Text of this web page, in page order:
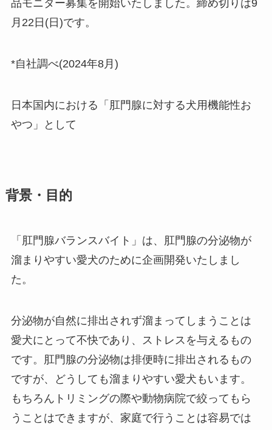
品モニター募集を開始いたしました。締め切りは9
月22日(日)です。
*自社調べ(2024年8月)
日本国内における「肛門腺に対する犬用機能性お
やつ」として
背景・目的
「肛門腺バランスバイト」は、肛門腺の分泌物が
溜まりやすい愛犬のために企画開発いたしまし
た。
分泌物が自然に排出されず溜まってしまうことは
愛犬にとって不快であり、ストレスを与えるもの
です。肛門腺の分泌物は排便時に排出されるもの
ですが、どうしても溜まりやすい愛犬もいます。
もちろんトリミングの際や動物病院で絞ってもら
うことはできますが、家庭で行うことは容易では